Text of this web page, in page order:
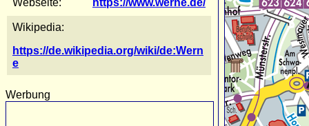
Wikipedia:
https://de.wikipedia.org/wiki/de:Wern
e
Werbung